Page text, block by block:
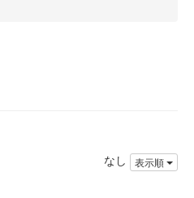
なし 表示順